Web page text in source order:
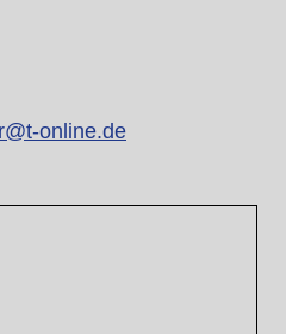
online.de